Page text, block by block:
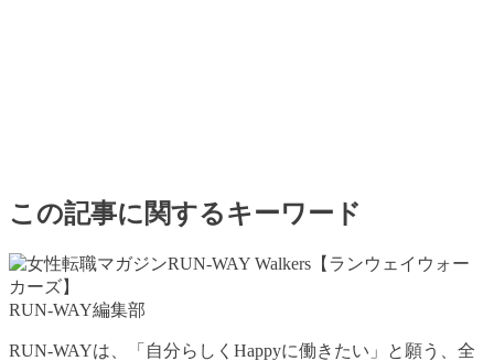
この記事に関するキーワード
RUN-WAY編集部
RUN-WAYは、「自分らしくHappyに働きたい」と願う、全